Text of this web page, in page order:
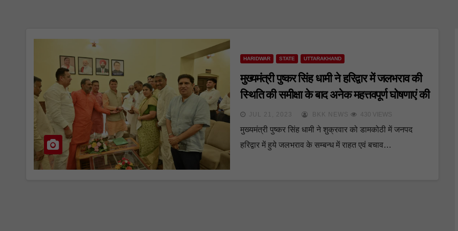
HARIDWAR STATE UTTARAKHAND
मुख्यमंत्री पुष्कर सिंह धामी ने हरिद्वार में जलभराव की
स्थिति की समीक्षा के बाद अनेक महत्तवपूर्ण घोषणाएं की
JUL 21, 2023 BKK NEWS 430 VIEWS
मुख्यमंत्री पुष्कर सिंह धामी ने शुक्रवार को डामकोठी में जनपद
हरिद्वार में हुये जलभराव के सम्बन्ध में राहत एवं बचाव…